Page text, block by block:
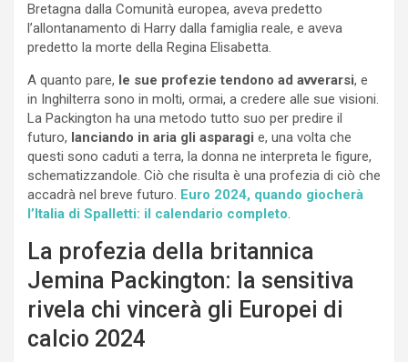
Bretagna dalla Comunità europea, aveva predetto
l’allontanamento di Harry dalla famiglia reale, e aveva
predetto la morte della Regina Elisabetta.
A quanto pare, le sue profezie tendono ad avverarsi, e
in Inghilterra sono in molti, ormai, a credere alle sue visioni.
La Packington ha una metodo tutto suo per predire il
futuro, lanciando in aria gli asparagi e, una volta che
questi sono caduti a terra, la donna ne interpreta le figure,
schematizzandole. Ciò che risulta è una profezia di ciò che
accadrà nel breve futuro. Euro 2024, quando giocherà
l’Italia di Spalletti: il calendario completo.
La profezia della britannica
Jemina Packington: la sensitiva
rivela chi vincerà gli Europei di
calcio 2024